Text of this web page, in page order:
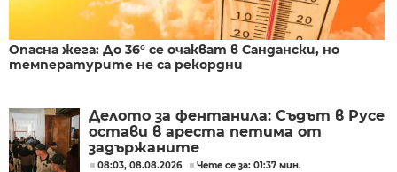
Опасна жега: До 36° се очакват в Сандански, но
температурите не са рекордни
Делото за фентанила: Съдът в Русе
остави в ареста петима от
задържаните
08:03, 08.08.2026 Чете се за: 01:37 мин.